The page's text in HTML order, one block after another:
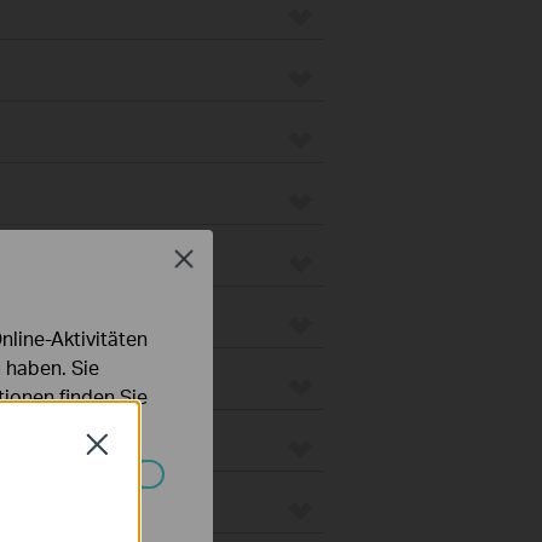
Close
Aktivitäten
Sie
finden Sie
nicht
Close